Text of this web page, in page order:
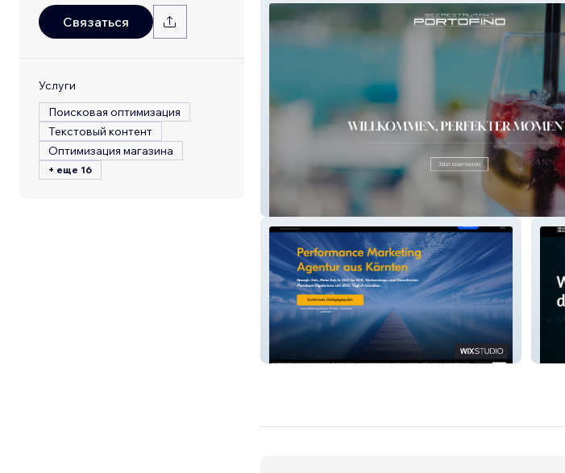
Связаться
Услуги
Поисковая оптимизация
Текстовый контент
Оптимизация магазина
+ еще 16
Nordsteg.at